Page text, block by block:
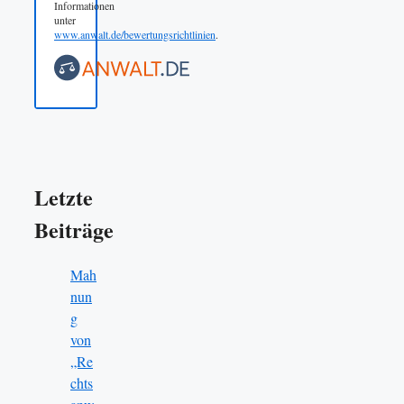
Informationen
unter
www.anwalt.de/bewertungsrichtlinien.
Letzte
Beiträge
Mah
nun
g
von
„Re
chts